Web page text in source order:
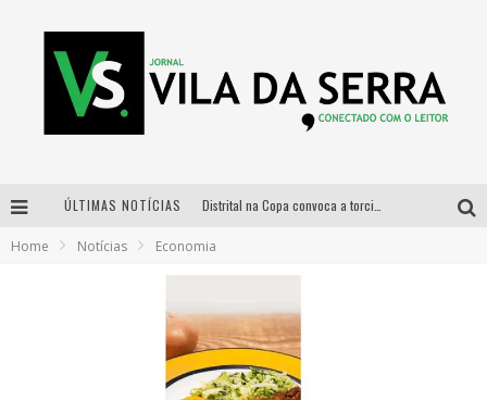
ÚLTIMAS NOTÍCIAS
Home Notícias Economia